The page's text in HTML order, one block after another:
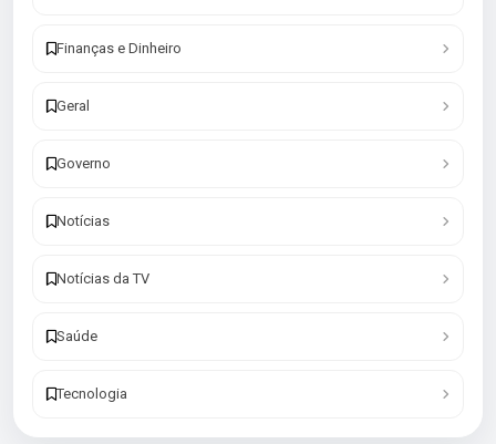
Finanças e Dinheiro
Geral
Governo
Notícias
Notícias da TV
Saúde
Tecnologia